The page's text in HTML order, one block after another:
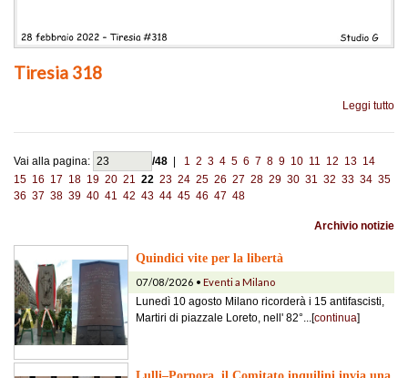
Tiresia 318
Leggi tutto
Vai alla pagina: /48 1 2 3 4 5 6 7 8 9 10 11 12 13 14
15 16 17 18 19 20 21 22 23 24 25 26 27 28 29 30 31 32 33 34 35
36 37 38 39 40 41 42 43 44 45 46 47 48
Archivio notizie
Quindici vite per la libertà
07/08/2026 • Eventi a Milano
Lunedì 10 agosto Milano ricorderà i 15 antifascisti,
Martiri di piazzale Loreto, nell' 82°...[continua]